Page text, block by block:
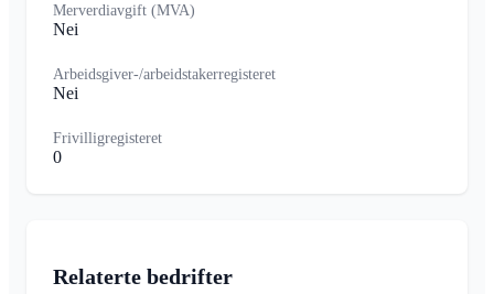
Merverdiavgift (MVA)
Nei
Arbeidsgiver-/arbeidstakerregisteret
Nei
Frivilligregisteret
0
Relaterte bedrifter